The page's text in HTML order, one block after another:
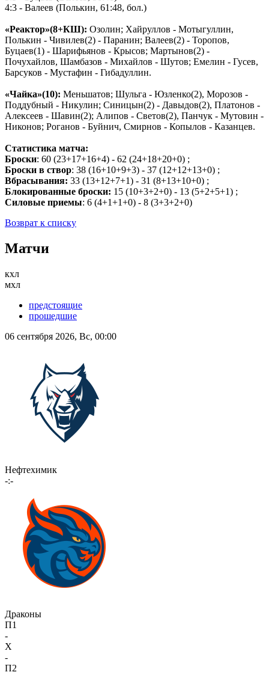
4:3 - Валеев (Полькин, 61:48, бол.)
«Реактор»(8+КШ): Озолин; Хайруллов - Мотыгуллин,
Полькин - Чивилев(2) - Паранин; Валеев(2) - Торопов,
Буцаев(1) - Шарифьянов - Крысов; Мартынов(2) -
Почухайлов, Шамбазов - Михайлов - Шутов; Емелин - Гусев,
Барсуков - Мустафин - Гибадуллин.
«Чайка»(10): Меньшатов; Шульга - Юзленко(2), Морозов -
Поддубный - Никулин; Синицын(2) - Давыдов(2), Платонов -
Алексеев - Шавин(2); Алипов - Светов(2), Панчук - Мутовин -
Никонов; Роганов - Буйнич, Смирнов - Копылов - Казанцев.
Статистика матча:
Броски: 60 (23+17+16+4) - 62 (24+18+20+0) ;
Броски в створ: 38 (16+10+9+3) - 37 (12+12+13+0) ;
Вбрасывания: 33 (13+12+7+1) - 31 (8+13+10+0) ;
Блокированные броски: 15 (10+3+2+0) - 13 (5+2+5+1) ;
Силовые приемы: 6 (4+1+1+0) - 8 (3+3+2+0)
Возврат к списку
Матчи
кхл
мхл
предстоящие
прошедшие
06 сентября 2026, Вс, 00:00
Нефтехимик
-:-
Драконы
П1
-
X
-
П2